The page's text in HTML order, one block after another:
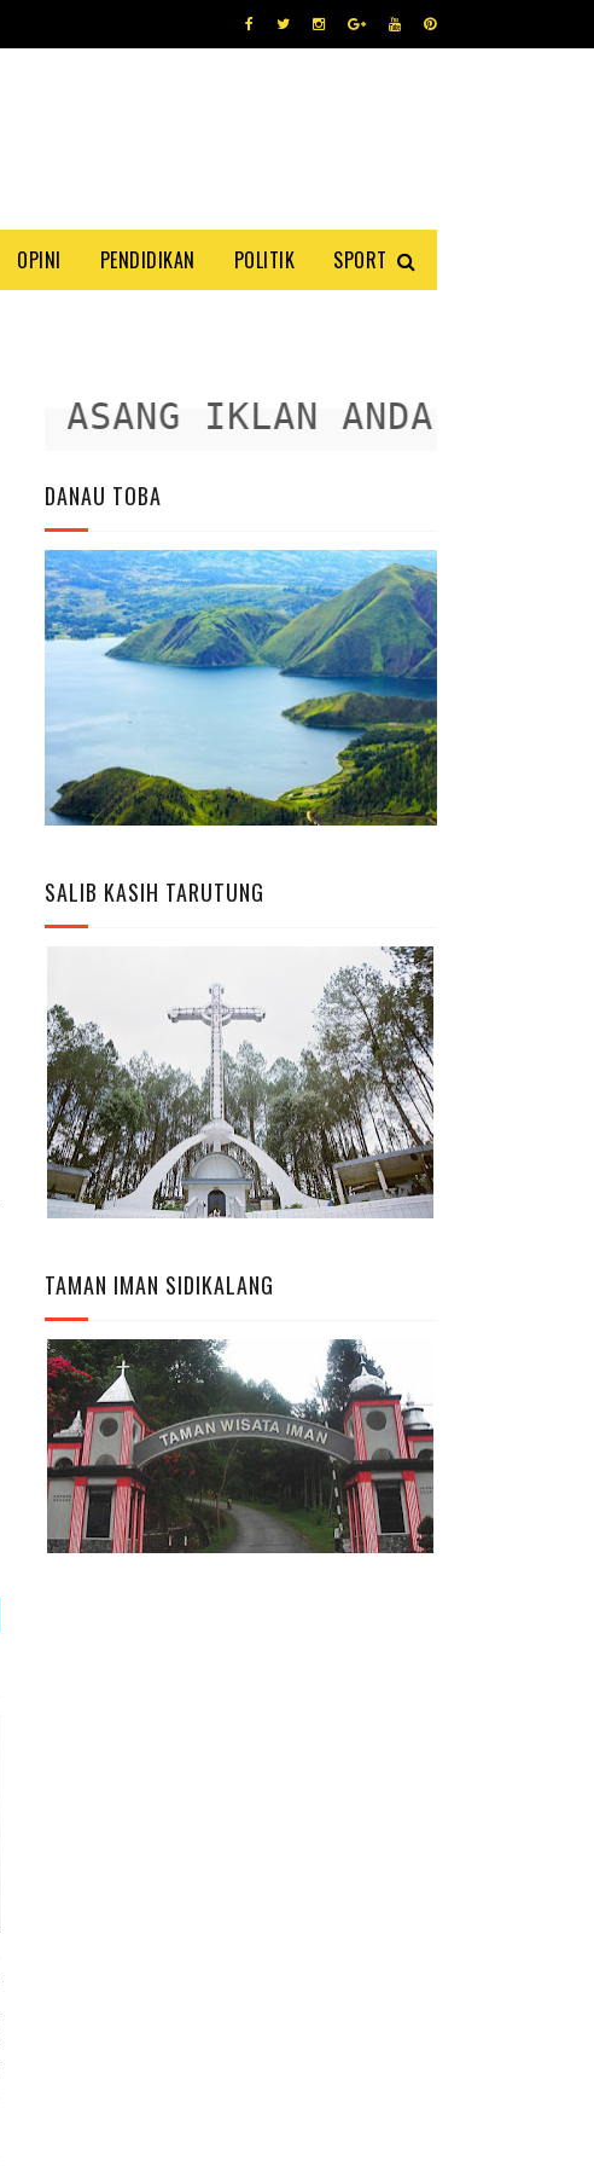
OPINI PENDIDIKAN POLITIK SPORT
PASANG IKLAN ANDA DISINI
DANAU TOBA
SALIB KASIH TARUTUNG
TAMAN IMAN SIDIKALANG